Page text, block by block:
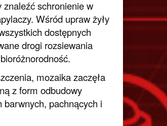
znaleźć schronienie w
Wśród upraw żyły
dostępnych
drogi rozsiewania
mozaika zaczęła
z form odbudowy
barwnych, pachnących i